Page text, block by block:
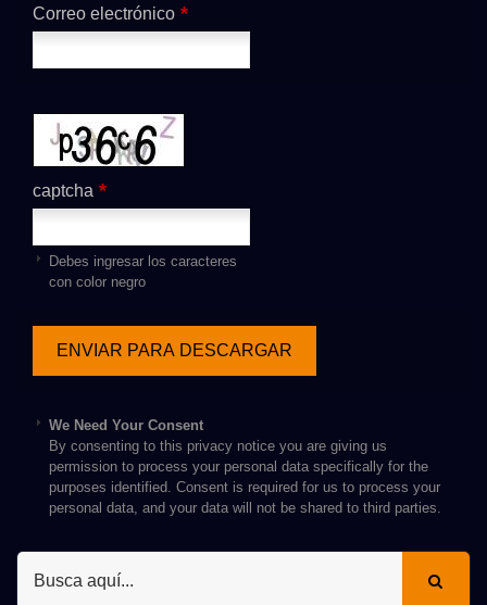
Correo electrónico *
captcha *
Debes ingresar los caracteres
con color negro
We Need Your Consent
By consenting to this privacy notice you are giving us
permission to process your personal data specifically for the
purposes identified. Consent is required for us to process your
personal data, and your data will not be shared to third parties.